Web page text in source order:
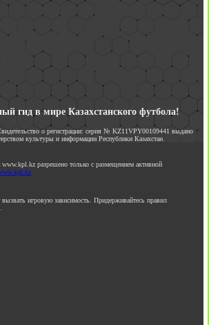
гид в мире Казахстанского футбола!
о регистрации: серия № KZ11VPY00109441 выдано
культуры и информации Республики Казахстан.
www.kpl.kz разрешено только с размещением активной
игровую зависимость. Придерживайтесь правил